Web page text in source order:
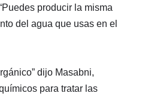
producir la misma
del agua que usas en el
dijo Masabni,
para tratar las